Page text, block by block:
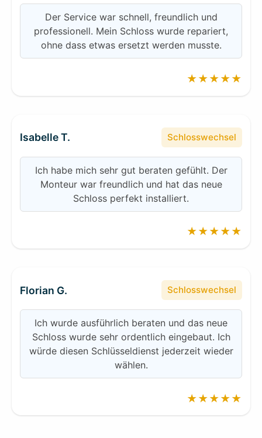
Der Service war schnell, freundlich und
professionell. Mein Schloss wurde repariert,
ohne dass etwas ersetzt werden musste.
★★★★★
Isabelle T. Schlosswechsel
Ich habe mich sehr gut beraten gefühlt. Der
Monteur war freundlich und hat das neue
Schloss perfekt installiert.
★★★★★
Florian G. Schlosswechsel
Ich wurde ausführlich beraten und das neue
Schloss wurde sehr ordentlich eingebaut. Ich
würde diesen Schlüsseldienst jederzeit wieder
wählen.
★★★★★